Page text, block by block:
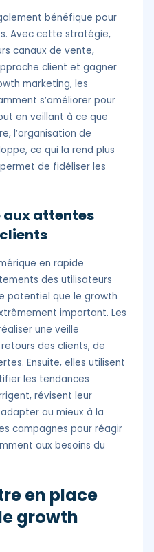
bénéfique pour
Avec cette stratégie,
canaux de vente,
client et gagner
marketing, les
s’améliorer pour
en veillant à ce que
l’organisation de
ce qui la rend plus
de fidéliser les
attentes
en rapide
des utilisateurs
potentiel que le growth
important. Les
une veille
des clients, de
Ensuite, elles utilisent
les tendances
révisent leur
au mieux à la
campagnes pour réagir
aux besoins du
en place
growth